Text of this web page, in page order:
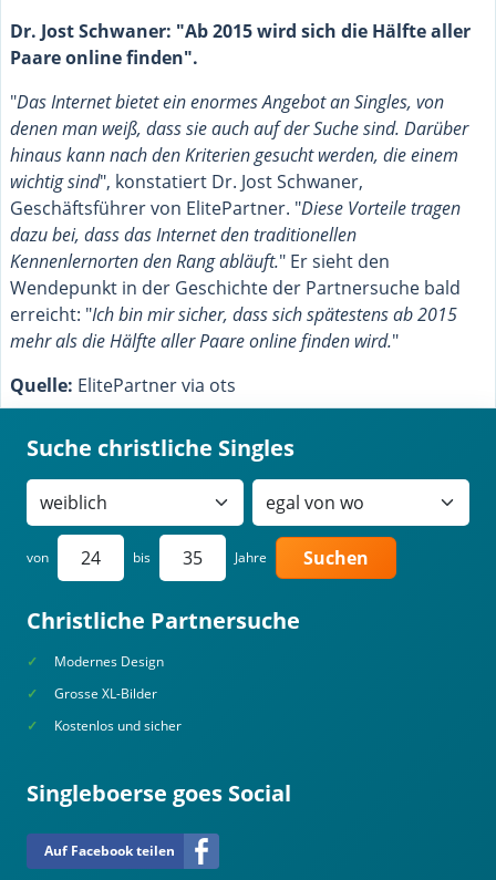
Dr. Jost Schwaner: "Ab 2015 wird sich die Hälfte aller
Paare online finden".
"Das Internet bietet ein enormes Angebot an Singles, von
denen man weiß, dass sie auch auf der Suche sind. Darüber
hinaus kann nach den Kriterien gesucht werden, die einem
wichtig sind", konstatiert Dr. Jost Schwaner,
Geschäftsführer von ElitePartner. "Diese Vorteile tragen
dazu bei, dass das Internet den traditionellen
Kennenlernorten den Rang abläuft." Er sieht den
Wendepunkt in der Geschichte der Partnersuche bald
erreicht: "Ich bin mir sicher, dass sich spätestens ab 2015
mehr als die Hälfte aller Paare online finden wird."
Quelle: ElitePartner via ots
Suche christliche Singles
von bis Jahre Suchen
Christliche Partnersuche
Modernes Design
Grosse XL-Bilder
Kostenlos und sicher
Singleboerse goes Social
Auf Facebook teilen